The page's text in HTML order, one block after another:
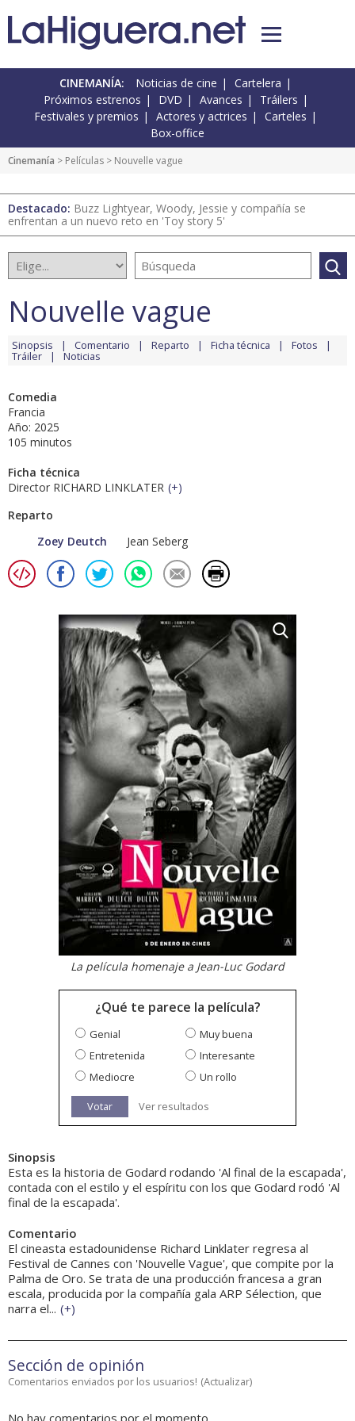
CINEMANÍA: Noticias de cine
Cartelera
Próximos estrenos
DVD Avances
Tráilers
Festivales y premios
Actores y actrices
Carteles
Box-office
Cinemanía > Películas > Nouvelle vague
Destacado: Buzz Lightyear, Woody, Jessie y compañía se
enfrentan a un nuevo reto en 'Toy story 5'
Nouvelle vague
Sinopsis Comentario Reparto Ficha técnica Fotos
Tráiler Noticias
Comedia
Francia
Año: 2025
105 minutos
Ficha técnica
Director RICHARD LINKLATER (+)
Reparto
Zoey Deutch
Jean Seberg
La película homenaje a Jean-Luc Godard
¿Qué te parece la película?
Genial
Muy buena
Entretenida
Interesante
Mediocre
Un rollo
Votar Ver resultados
Sinopsis
Esta es la historia de Godard rodando 'Al final de la escapada',
contada con el estilo y el espíritu con los que Godard rodó 'Al
final de la escapada'.
Comentario
El cineasta estadounidense Richard Linklater regresa al
Festival de Cannes con 'Nouvelle Vague', que compite por la
Palma de Oro. Se trata de una producción francesa a gran
escala, producida por la compañía gala ARP Sélection, que
narra el... (+)
Sección de opinión
Comentarios enviados por los usuarios! (Actualizar)